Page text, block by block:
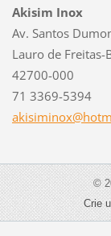
Akisim Inox
Av. Santos
Lauro de Freitas-
42700-000
71 3369-5394
akisimin
©
Crie